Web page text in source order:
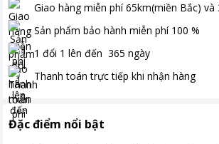
Giao hàng miễn phí 65km(miền Bắc) và
Sản phẩm bảo hành miễn phí 100 %
1 đổi 1 lên đến 365 ngày
Thanh toán trực tiếp khi nhận hàng
Đặc điểm nổi bật